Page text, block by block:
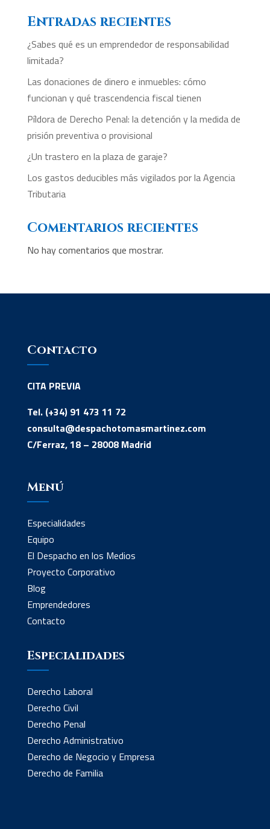
Entradas recientes
¿Sabes qué es un emprendedor de responsabilidad
limitada?
Las donaciones de dinero e inmuebles: cómo
funcionan y qué trascendencia fiscal tienen
Píldora de Derecho Penal: la detención y la medida de
prisión preventiva o provisional
¿Un trastero en la plaza de garaje?
Los gastos deducibles más vigilados por la Agencia
Tributaria
Comentarios recientes
No hay comentarios que mostrar.
Contacto
CITA PREVIA
Tel. (+34) 91 473 11 72
consulta@despachotomasmartinez.com
C/Ferraz, 18 – 28008 Madrid
Menú
Especialidades
Equipo
El Despacho en los Medios
Proyecto Corporativo
Blog
Emprendedores
Contacto
Especialidades
Derecho Laboral
Derecho Civil
Derecho Penal
Derecho Administrativo
Derecho de Negocio y Empresa
Derecho de Familia